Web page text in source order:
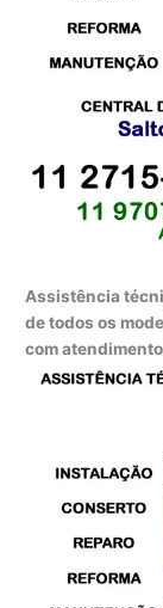
Assistência
de todos os
com